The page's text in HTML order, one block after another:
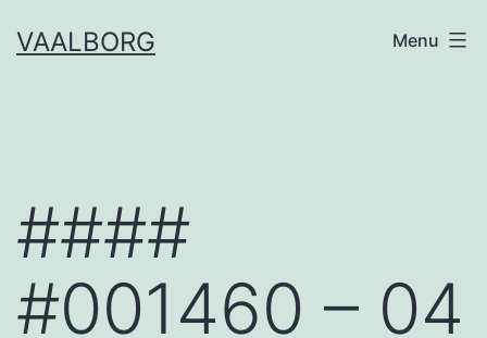
toVAALBORG Menu
####
#001460 – 04